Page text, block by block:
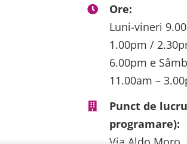
Ore:
Luni-vineri
1.00pm /
6.00pm e
11.00am –
Punct de
programare):